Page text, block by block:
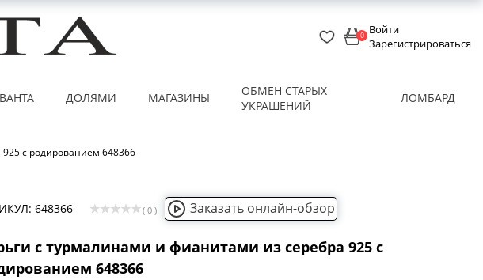
0 Войти
Зарегистрироваться
ВАНТА ДОЛЯМИ МАГАЗИНЫ
ОБМЕН СТАРЫХ
УКРАШЕНИЙ
ЛОМБАРД
с родированием 648366
648366 ( 0 ) Заказать онлайн-обзор
с турмалинами и фианитами из серебра 925 с
648366